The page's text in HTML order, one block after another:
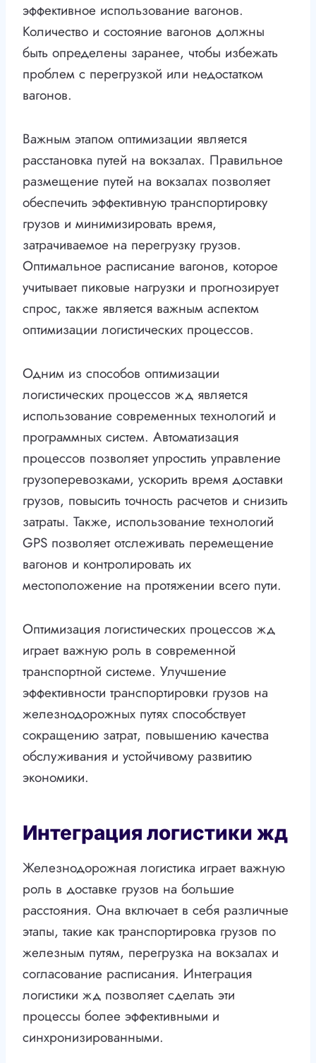
эффективное использование вагонов.
Количество и состояние вагонов должны
быть определены заранее, чтобы избежать
проблем с перегрузкой или недостатком
вагонов.
Важным этапом оптимизации является
расстановка путей на вокзалах. Правильное
размещение путей на вокзалах позволяет
обеспечить эффективную транспортировку
грузов и минимизировать время,
затрачиваемое на перегрузку грузов.
Оптимальное расписание вагонов, которое
учитывает пиковые нагрузки и прогнозирует
спрос, также является важным аспектом
оптимизации логистических процессов.
Одним из способов оптимизации
логистических процессов жд является
использование современных технологий и
программных систем. Автоматизация
процессов позволяет упростить управление
грузоперевозками, ускорить время доставки
грузов, повысить точность расчетов и снизить
затраты. Также, использование технологий
GPS позволяет отслеживать перемещение
вагонов и контролировать их
местоположение на протяжении всего пути.
Оптимизация логистических процессов жд
играет важную роль в современной
транспортной системе. Улучшение
эффективности транспортировки грузов на
железнодорожных путях способствует
сокращению затрат, повышению качества
обслуживания и устойчивому развитию
экономики.
Интеграция логистики жд
Железнодорожная логистика играет важную
роль в доставке грузов на большие
расстояния. Она включает в себя различные
этапы, такие как транспортировка грузов по
железным путям, перегрузка на вокзалах и
согласование расписания. Интеграция
логистики жд позволяет сделать эти
процессы более эффективными и
синхронизированными.